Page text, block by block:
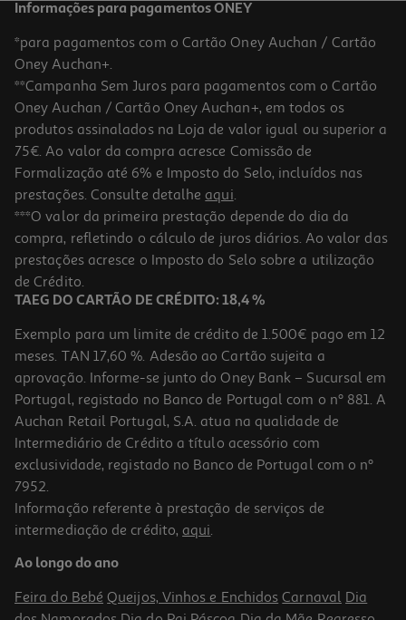
Informações para pagamentos ONEY
*para pagamentos com o Cartão Oney Auchan / Cartão
Oney Auchan+.
**Campanha Sem Juros para pagamentos com o Cartão
Oney Auchan / Cartão Oney Auchan+, em todos os
produtos assinalados na Loja de valor igual ou superior a
75€. Ao valor da compra acresce Comissão de
Formalização até 6% e Imposto do Selo, incluídos nas
prestações. Consulte detalhe aqui.
***O valor da primeira prestação depende do dia da
compra, refletindo o cálculo de juros diários. Ao valor das
prestações acresce o Imposto do Selo sobre a utilização
de Crédito.
TAEG DO CARTÃO DE CRÉDITO: 18,4 %
Exemplo para um limite de crédito de 1.500€ pago em 12
meses. TAN 17,60 %. Adesão ao Cartão sujeita a
aprovação. Informe-se junto do Oney Bank – Sucursal em
Portugal, registado no Banco de Portugal com o nº 881. A
Auchan Retail Portugal, S.A. atua na qualidade de
Intermediário de Crédito a título acessório com
exclusividade, registado no Banco de Portugal com o nº
7952.
Informação referente à prestação de serviços de
intermediação de crédito, aqui.
Ao longo do ano
Feira do Bebé Queijos, Vinhos e Enchidos Carnaval Dia